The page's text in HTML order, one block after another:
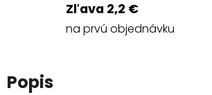
Zľava 2,2 €
na prvú objednávku
Popis